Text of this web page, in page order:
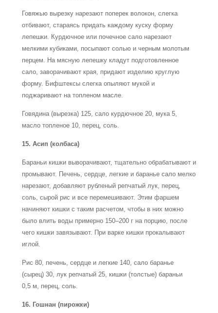
Говяжью вырезку нарезают поперек волокон, слегка
отбивают, стараясь придать каждому куску форму
лепешки. Курдючное или почечное сало нарезают
мелкими кубиками, посыпают солью и черным молотым
перцем. На мясную лепешку кладут подготовленное
сало, заворачивают края, придают изделию круглую
форму. Бифштексы слегка опыляют мукой и
поджаривают на топленом масле.
Говядина (вырезка) 125, сало курдючное 20, мука 5,
масло топленое 10, перец, соль.
15. Асип (колбаса)
Бараньи кишки выворачивают, тщательно обрабатывают и
промывают. Печень, сердце, легкие и баранье сало мелко
нарезают, добавляют рубленый репчатый лук, перец,
соль, сырой рис и все перемешивают. Этим фаршем
начиняют кишки с таким расчетом, чтобы в них можно
было влить воды примерно 150–200 г на порцию, после
чего кишки завязывают. При варке кишки прокалывают
иглой.
Рис 80, печень, сердце и легкие 140, сало баранье
(сырец) 30, лук репчатый 25, кишки (толстые) бараньи
0,5 м, перец, соль.
16. Гошнан (пирожки)